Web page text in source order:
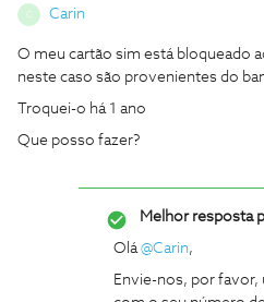
Carin
O meu cartão sim está bloqueado
neste caso são provenientes do
Troquei-o há 1 ano
Que posso fazer?
Melhor resposta
Olá@Carin,
Envie-nos, por favor,